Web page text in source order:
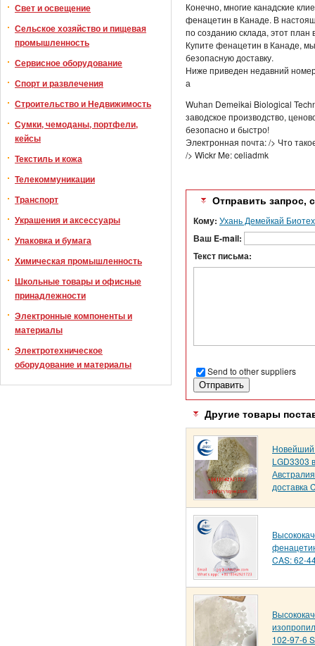
Свет и освещение
Сельское хозяйство и пищевая
промышленность
Сервисное оборудование
Спорт и развлечения
Строительство и Недвижимость
Сумки, чемоданы, портфели,
кейсы
Текстиль и кожа
Телекоммуникации
Транспорт
Украшения и аксессуары
Упаковка и бумага
Химическая промышленность
Школьные товары и офисные
принадлежности
Электронные компоненты и
материалы
Электротехническое
оборудование и материалы
Конечно, многие канадские
фенацетин в Канаде. В
по созданию склада, этот
Купите фенацетин в Канаде,
безопасную доставку.
Ниже приведен недавний
а
Wuhan Demeikai Biological
заводское производство,
безопасно и быстро!
Электронная почта: /> Что
/> Wickr Me: celiadmk
Отправить запрос,
Кому: Ухань Демейкай
Ваш E-mail:
Текст письма:
Send to other suppliers
Другие товары
LGD3303
доставка
CAS: 62-
102-97-6